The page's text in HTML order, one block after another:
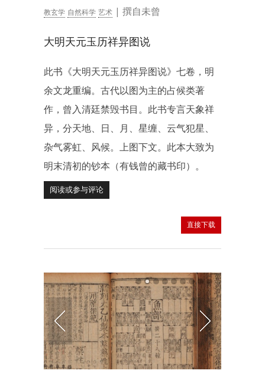
教玄学 自然科学 艺术 | 撰自未曾
大明天元玉历祥异图说
此书《大明天元玉历祥异图说》七卷，明
余文龙重编。古代以图为主的占候类著
作，曾入清廷禁毁书目。此书专言天象祥
异，分天地、日、月、星缠、云气犯星、
杂气雾虹、风候。上图下文。此本大致为
明末清初的钞本（有钱曾的藏书印）。
阅读或参与评论
直接下载